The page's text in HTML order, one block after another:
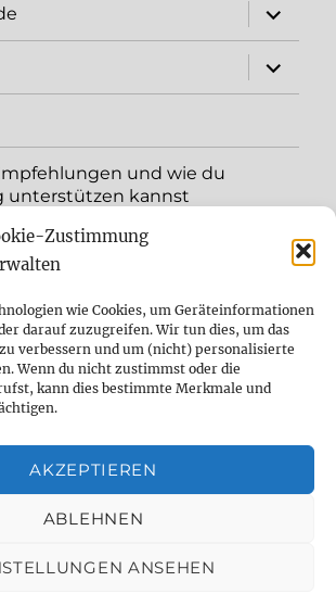
Zustimmung
wie Cookies, um Geräteinformationen
darauf zuzugreifen. Wir tun dies, um das
verbessern und um (nicht) personalisierte
Wenn du nicht zustimmst oder die
kann dies bestimmte Merkmale und
AKZEPTIEREN
ABLEHNEN
ANSEHEN
öffnen
öffnen
und wie du
unterstützen kannst
öffnen
(EU)